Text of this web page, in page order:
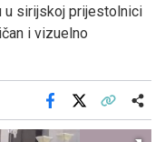
u sirijskoj prijestolnici
i vizuelno
Facebook